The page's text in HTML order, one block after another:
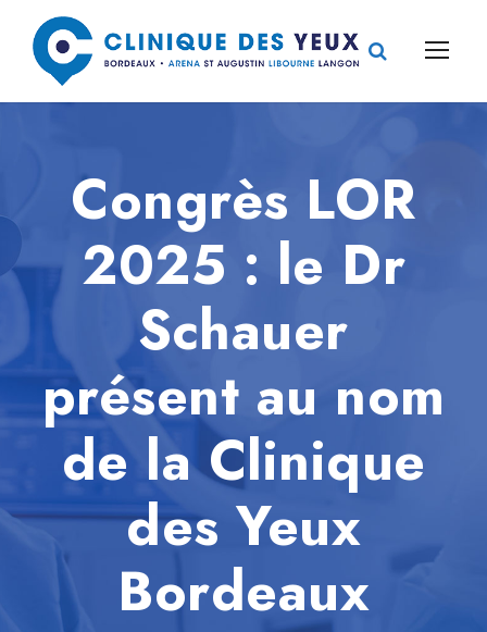
Congrès LOR
2025 : le Dr
Schauer
présent au nom
de la Clinique
des Yeux
Bordeaux